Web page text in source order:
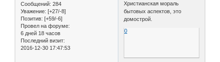
Сообщений: 284
Уважение: [+27/-8]
Позитив: [+59/-6]
Провел на форуме:
6 дней 18 часов
Последний визит:
2016-12-30 17:47:53
Христианская мораль
бытовых аспектов, это
домострой.
0